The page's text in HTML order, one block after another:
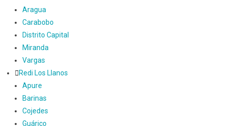
Aragua
Carabobo
Distrito Capital
Miranda
Vargas
Redi Los Llanos
Apure
Barinas
Cojedes
Guárico